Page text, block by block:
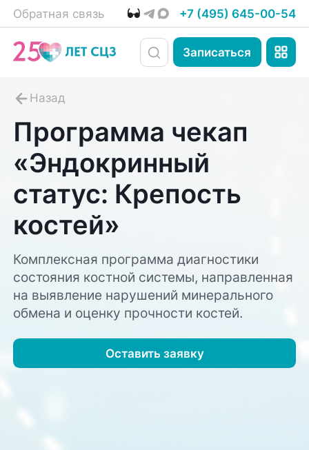
Обратная связь +7 (495) 645-00-54
Записаться
Программа чекап
«Эндокринный
статус: Крепость
костей»
Комплексная программа диагностики
состояния костной системы, направленная
на выявление нарушений минерального
обмена и оценку прочности костей.
Оставить заявку